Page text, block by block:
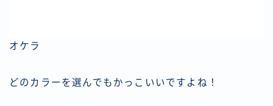
オケラ
どのカラーを選んでもかっこいいですよね！